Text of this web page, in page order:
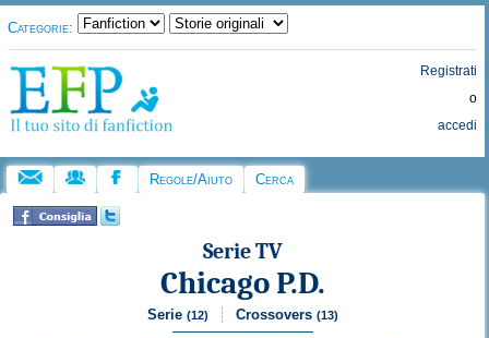
Categorie:
Registrati
o
accedi
Regole/Aiuto Cerca
Serie TV
Chicago P.D.
Serie (12) Crossovers (13)